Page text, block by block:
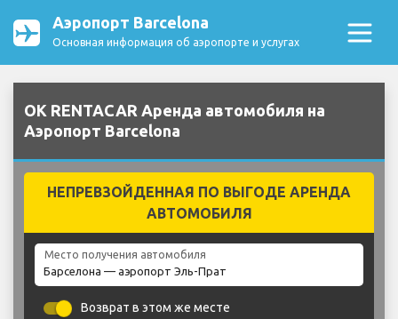
Аэропорт Barcelona
Основная информация об аэропорте и услугах
OK RENTACAR Аренда автомобиля на
Аэропорт Barcelona
НЕПРЕВЗОЙДЕННАЯ ПО ВЫГОДЕ АРЕНДА
АВТОМОБИЛЯ
Место получения автомобиля
Возврат в этом же месте